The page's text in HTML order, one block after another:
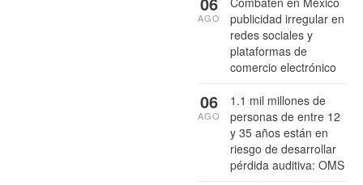
publicidad irregular en
redes sociales y
plataformas de
comercio electrónico
AGO
1.1 mil millones de
personas de entre 12
y 35 años están en
riesgo de desarrollar
pérdida auditiva: OMS
06
AGO